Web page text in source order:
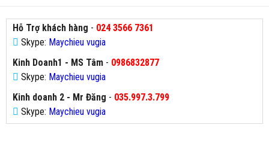
Hỗ Trợ khách hàng - 024 3566 7361
Skype: Maychieu vugia
Kinh Doanh1 - MS Tâm - 0986832877
Skype: Maychieu vugia
Kinh doanh 2 - Mr Đăng - 035.997.3.799
Skype: Maychieu vugia